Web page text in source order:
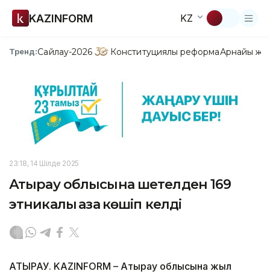
KAZINFORM KZ
Тренд:Сайлау-2026 Конституциялық реформаАрнайы
23:18, 14 Шілде 2025
Атырау облысына шетелден 169
этникалық қазақ көшіп келді
АТЫРАУ. KAZINFORM – Атырау облысына жыл